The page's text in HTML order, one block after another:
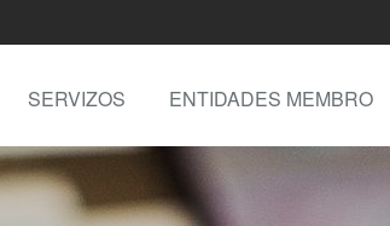
SERVIZOS ENTIDADES MEMBRO